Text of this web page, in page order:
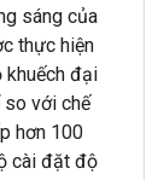
sáng của
thực hiện
khuếch đại
với chế
hơn 100
cài đặt độ